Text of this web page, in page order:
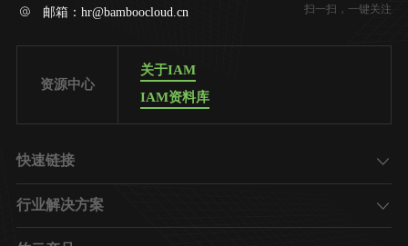
邮箱： hr@bamboocloud.cn 扫一扫，一键关注
资源中心
关于IAM
IAM资料库
快速链接
行业解决方案